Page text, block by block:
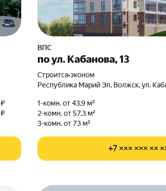
ВПС
по ул. Кабанова, 13
Строится•эконом
Республика Марий Эл, Волжск, ул.
1-комн. от 43,9 м²
2-комн. от 57,3 м²
3-комн. от 73 м²
+7 ××× ××× ××